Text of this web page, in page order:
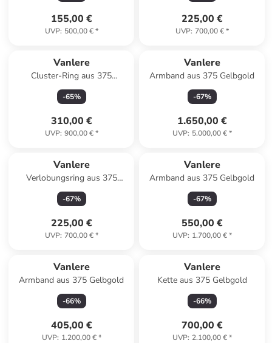
155,00 €
UVP: 500,00 €*
225,00 €
UVP: 700,00 €*
Vanlere
Cluster-Ring aus 375
Gelbgold mit Zirkonia mit
Smaragd
-65%
310,00 €
UVP: 900,00 €*
Vanlere
Armband aus 375 Gelbgold
-67%
1.650,00 €
UVP: 5.000,00 €*
Vanlere
Verlobungsring aus 375
Gelbgold mit Zirkonia
-67%
225,00 €
UVP: 700,00 €*
Vanlere
Armband aus 375 Gelbgold
-67%
550,00 €
UVP: 1.700,00 €*
Vanlere
Armband aus 375 Gelbgold
-66%
405,00 €
UVP: 1.200,00 €*
Vanlere
Kette aus 375 Gelbgold
-66%
700,00 €
UVP: 2.100,00 €*